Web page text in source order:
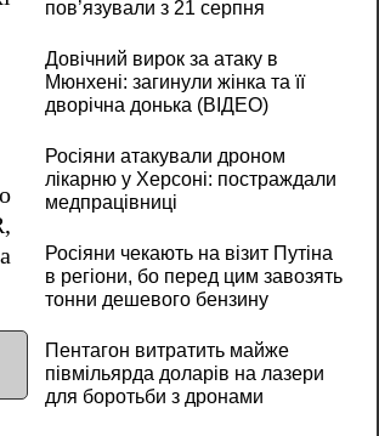
пов’язували з 21 серпня
Довічний вирок за атаку в
Мюнхені: загинули жінка та її
дворічна донька (ВІДЕО)
Росіяни атакували дроном
лікарню у Херсоні: постраждали
медпрацівниці
Росіяни чекають на візит Путіна
в регіони, бо перед цим завозять
тонни дешевого бензину
Пентагон витратить майже
півмільярда доларів на лазери
для боротьби з дронами